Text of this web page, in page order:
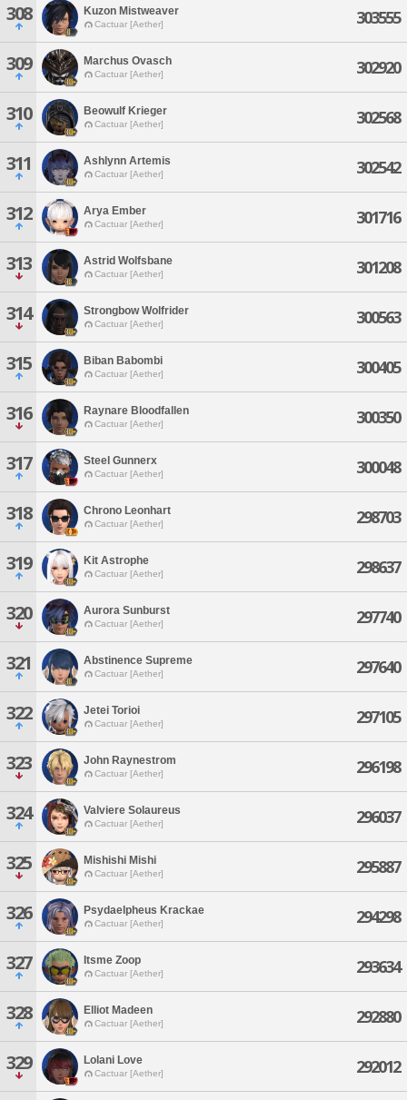
308 Kuzon Mistweaver
Cactuar [Aether] 303555
309 Marchus Ovasch
Cactuar [Aether] 302920
310 Beowulf Krieger
Cactuar [Aether] 302568
311 Ashlynn Artemis
Cactuar [Aether] 302542
312 Arya Ember
Cactuar [Aether] 301716
313 Astrid Wolfsbane
Cactuar [Aether] 301208
314 Strongbow Wolfrider
Cactuar [Aether] 300563
315 Biban Babombi
Cactuar [Aether] 300405
316 Raynare Bloodfallen
Cactuar [Aether] 300350
317 Steel Gunnerx
Cactuar [Aether] 300048
318 Chrono Leonhart
Cactuar [Aether] 298703
319 Kit Astrophe
Cactuar [Aether] 298637
320 Aurora Sunburst
Cactuar [Aether] 297740
321 Abstinence Supreme
Cactuar [Aether] 297640
322 Jetei Torioi
Cactuar [Aether] 297105
323 John Raynestrom
Cactuar [Aether] 296198
324 Valviere Solaureus
Cactuar [Aether] 296037
325 Mishishi Mishi
Cactuar [Aether] 295887
326 Psydaelpheus Krackae
Cactuar [Aether] 294298
327 Itsme Zoop
Cactuar [Aether] 293634
328 Elliot Madeen
Cactuar [Aether] 292880
329 Lolani Love
Cactuar [Aether] 292012